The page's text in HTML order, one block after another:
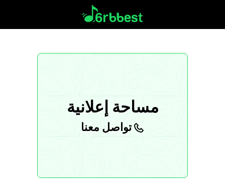
مساحة إعلانية
تواصل معنا